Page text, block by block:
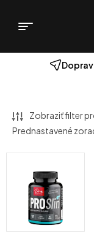
Zobraziť filter